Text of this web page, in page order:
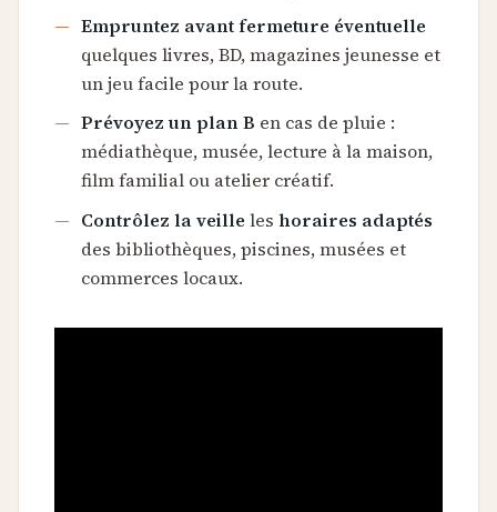
Empruntez avant fermeture éventuelle
quelques livres, BD, magazines jeunesse et
un jeu facile pour la route.
Prévoyez un plan B en cas de pluie :
médiathèque, musée, lecture à la maison,
film familial ou atelier créatif.
Contrôlez la veille les horaires adaptés
des bibliothèques, piscines, musées et
commerces locaux.